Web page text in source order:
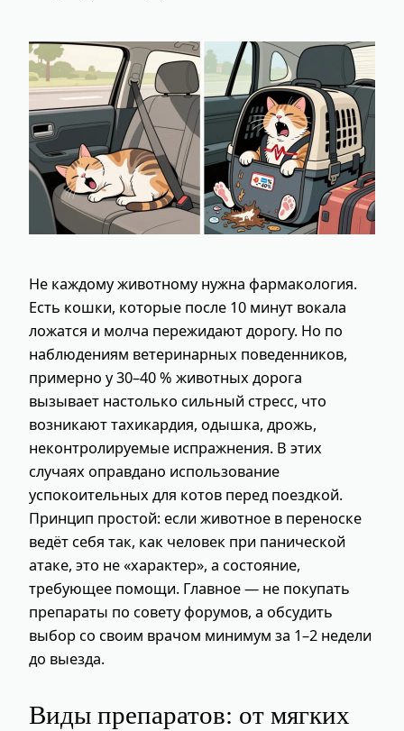
Не каждому животному нужна фармакология.
Есть кошки, которые после 10 минут вокала
ложатся и молча пережидают дорогу. Но по
наблюдениям ветеринарных поведенников,
примерно у 30–40 % животных дорога
вызывает настолько сильный стресс, что
возникают тахикардия, одышка, дрожь,
неконтролируемые испражнения. В этих
случаях оправдано использование
успокоительных для котов перед поездкой.
Принцип простой: если животное в переноске
ведёт себя так, как человек при панической
атаке, это не «характер», а состояние,
требующее помощи. Главное — не покупать
препараты по совету форумов, а обсудить
выбор со своим врачом минимум за 1–2 недели
до выезда.
Виды препаратов: от мягких